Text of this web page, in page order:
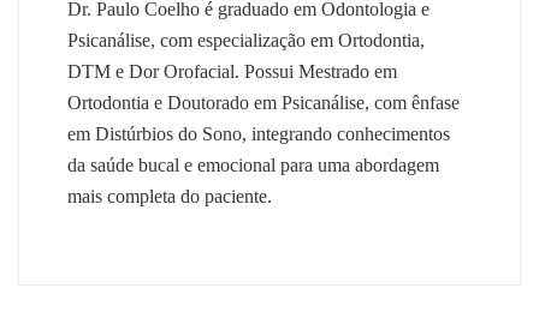
Dr. Paulo Coelho é graduado em Odontologia e
Psicanálise, com especialização em Ortodontia,
DTM e Dor Orofacial. Possui Mestrado em
Ortodontia e Doutorado em Psicanálise, com ênfase
em Distúrbios do Sono, integrando conhecimentos
da saúde bucal e emocional para uma abordagem
mais completa do paciente.